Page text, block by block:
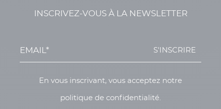
INSCRIVEZ-VOUS À LA NEWSLETTER
S'INSCRIRE
En vous inscrivant, vous acceptez notre
politique de confidentialité.